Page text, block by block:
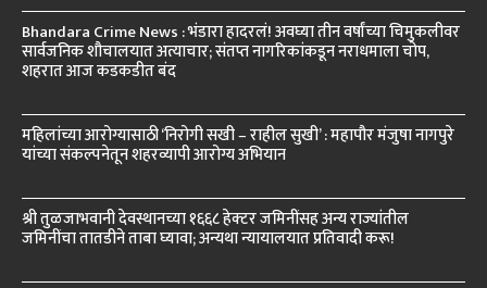
Bhandara Crime News : भंडारा हादरलं! अवघ्या तीन वर्षांच्या चिमुकलीवर
सार्वजनिक शौचालयात अत्याचार; संतप्त नागरिकांकडून नराधमाला चोप,
शहरात आज कडकडीत बंद
महिलांच्या आरोग्यासाठी ‘निरोगी सखी – राहील सुखी’ : महापौर मंजुषा नागपुरे
यांच्या संकल्पनेतून शहरव्यापी आरोग्य अभियान
श्री तुळजाभवानी देवस्थानच्या १६६८ हेक्टर जमिनींसह अन्य राज्यांतील
जमिनींचा तातडीने ताबा घ्यावा; अन्यथा न्यायालयात प्रतिवादी करू!